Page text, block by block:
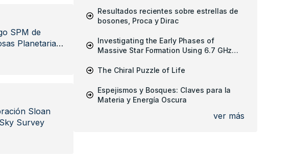
SPM de
Planetarias
Sloan
Survey
Resultados recientes sobre estrellas de
bosones, Proca y Dirac
Investigating the Early Phases of
Massive Star Formation Using 6.7 GHz
The Chiral Puzzle of Life
Espejismos y Bosques: Claves para la
Materia y Energía Oscura
ver más